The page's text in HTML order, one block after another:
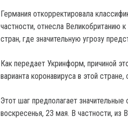
Германия откорректировала
частности, отнесла Великобританию
стран, где значительную угрозу
Как передает Укринформ, причиной
варианта коронавируса в этой
Этот шаг предполагает значительные
воскресенья, 23 мая. В частности,